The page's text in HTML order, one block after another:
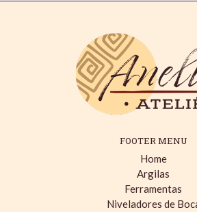
FOOTER MENU
Home
Argilas
Ferramentas
Niveladores de